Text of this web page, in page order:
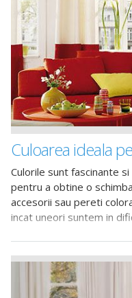
Culoarea ideala
Culorile sunt fascinante
pentru a obtine o
accesorii sau pereti
incat uneori suntem in